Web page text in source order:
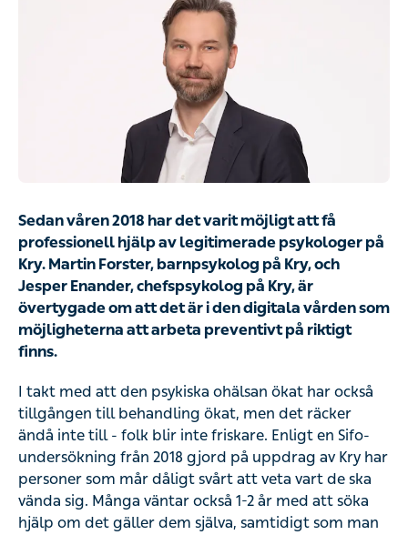
Sedan våren 2018 har det varit möjligt att få
professionell hjälp av legitimerade psykologer på
Kry. Martin Forster, barnpsykolog på Kry, och
Jesper Enander, chefspsykolog på Kry, är
övertygade om att det är i den digitala vården som
möjligheterna att arbeta preventivt på riktigt
finns.
I takt med att den psykiska ohälsan ökat har också
tillgången till behandling ökat, men det räcker
ändå inte till - folk blir inte friskare. Enligt en Sifo-
undersökning från 2018 gjord på uppdrag av Kry har
personer som mår dåligt svårt att veta vart de ska
vända sig. Många väntar också 1-2 år med att söka
hjälp om det gäller dem själva, samtidigt som man